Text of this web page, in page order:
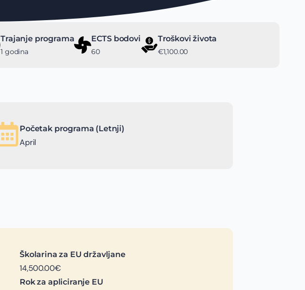
Trajanje programa
1 godina
ECTS bodovi
60
Troškovi života
€1,100.00
Početak programa (Letnji)
April
Školarina za EU državljane
14,500.00€
Rok za apliciranje EU